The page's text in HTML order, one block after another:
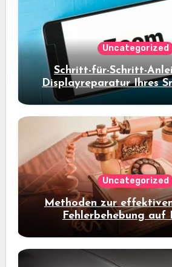
Uncategorized
Schritt-für-Schritt-
Displayreparatur Ihres
Uncategorized
Methoden zur
Fehlerbehebung auf